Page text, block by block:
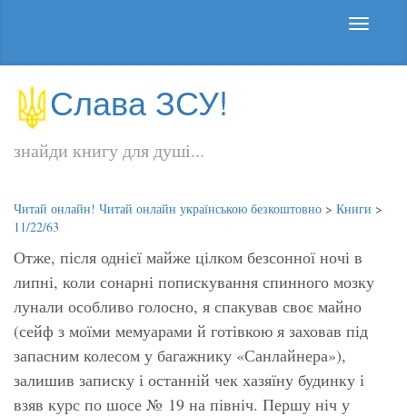
Слава ЗСУ!
знайди книгу для душі...
Читай онлайн! Читай онлайн українською безкоштовно > Книги >
11/22/63
Отже, після однієї майже цілком безсонної ночі в
липні, коли сонарні попискування спинного мозку
лунали особливо голосно, я спакував своє майно
(сейф з моїми мемуарами й готівкою я заховав під
запасним колесом у багажнику «Санлайнера»),
залишив записку і останній чек хазяїну будинку і
взяв курс по шосе № 19 на північ. Першу ніч у